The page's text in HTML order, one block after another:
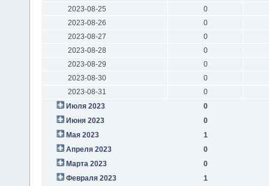
2023-08-25
0
2023-08-26
0
2023-08-27
0
2023-08-28
0
2023-08-29
0
2023-08-30
0
2023-08-31
0
Июля 2023
0
Июня 2023
0
Мая 2023
1
Апреля 2023
0
Марта 2023
0
Февраля 2023
1